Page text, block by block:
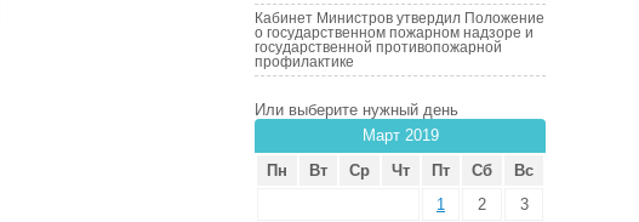
Кабинет Министров утвердил Положение
о государственном пожарном надзоре и
государственной противопожарной
профилактике
Или выберите нужный день
Март 2019
Пн
Вт Ср Чт Пт Сб
Вс
1
2
3